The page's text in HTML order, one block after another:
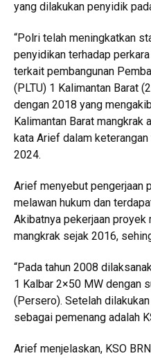
yang dilakukan penyidik
“Polri telah meningkatkan
penyidikan terhadap
terkait pembangunan
(PLTU) 1 Kalimantan Barat
dengan 2018 yang
Kalimantan Barat mangkrak
kata Arief dalam
2024.
Arief menyebut pengerjaan
melawan hukum dan
Akibatnya pekerjaan proyek
mangkrak sejak 2016,
“Pada tahun 2008
1 Kalbar 2×50 MW dengan
(Persero). Setelah
sebagai pemenang adalah
Arief menjelaskan, KSO